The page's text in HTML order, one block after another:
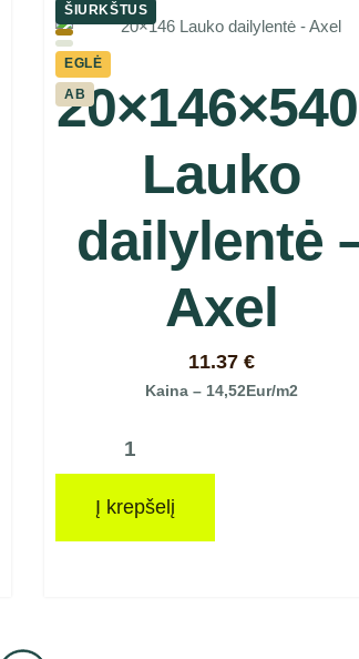
ŠIURKŠTUS
EGLĖ
AB
Lauko
dailylentė
Axel
11.37 €
Kaina – 14,52Eur/m2
Į krepšelį